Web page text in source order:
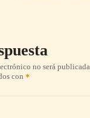
no será publicada.
con